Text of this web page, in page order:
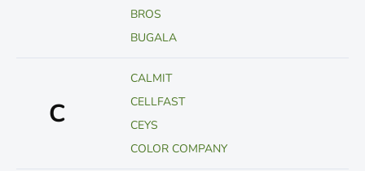
BROS
BUGALA
C
CALMIT
CELLFAST
CEYS
COLOR COMPANY